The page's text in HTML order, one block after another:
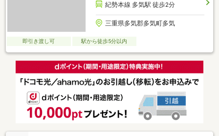
紀勢本線 多気駅 徒歩2分
三重県多気郡多気町多気
即引き渡し可 駅から徒歩5分以内